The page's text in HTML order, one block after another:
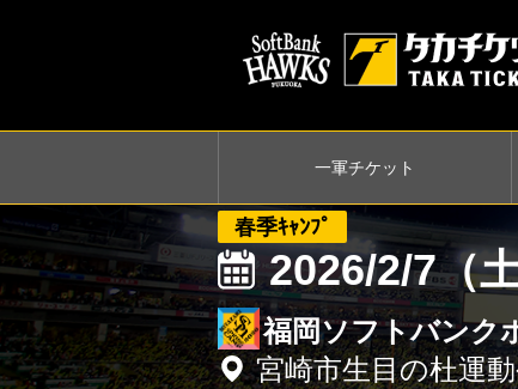
一軍チケット
春季ｷｬﾝﾌﾟ
2026/2/7（
福岡ソフトバンク
宮崎市生目の杜運